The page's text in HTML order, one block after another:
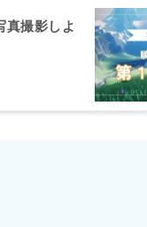
真撮影しよ